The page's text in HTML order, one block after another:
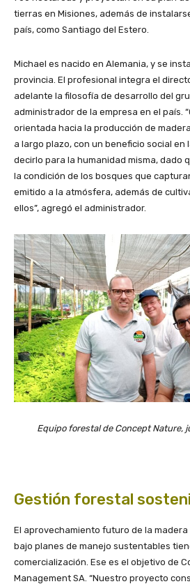
tierras en Misiones, además de
país, como Santiago del Estero.
Michael es nacido en Alemania, y se
provincia. El profesional integra el
adelante la filosofía de desarrollo del
administrador de la empresa en el país.
orientada hacia la producción de
a largo plazo, con un beneficio social en
decirlo para la humanidad misma, dado
la condición de los bosques que
emitido a la atmósfera, además de
ellos”, agregó el administrador.
Equipo forestal de Concept Nature,
Gestión forestal
El aprovechamiento futuro de la
bajo planes de manejo sustentables
comercialización. Ese es el objetivo de
Management SA. “Nuestro proyecto